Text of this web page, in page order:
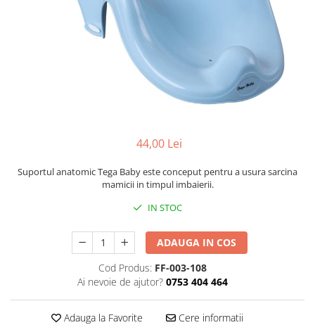
Olite tip scaunel simple
Reductoare antiderapante
Suporti anatomici textili
Suporti metalici cadite
Mese de infasat pliabile
Mese de infasat Ultra Light 50x70
Tampoane postnatale
Tampoane si protectii silicon
44,00 Lei
Suportul anatomic Tega Baby este conceput pentru a usura sarcina
mamicii in timpul imbaierii.
IN STOC
ADAUGA IN COS
Cod Produs: FF-003-108
Ai nevoie de ajutor? 0753 404 464
Adauga la Favorite Cere informatii